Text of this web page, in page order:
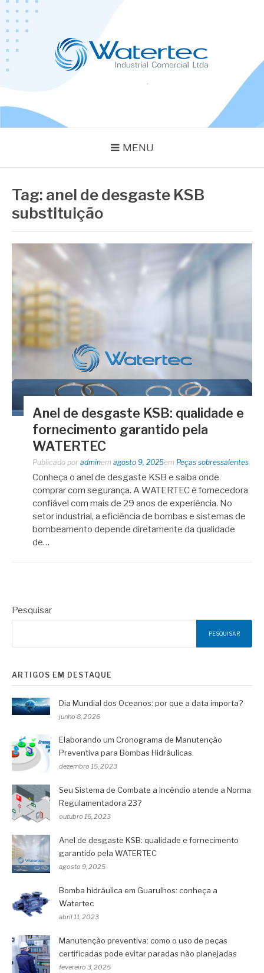
Pular
para
conteúdo
MENU
Tag: anel de desgaste KSB
substituição
Anel de desgaste KSB: qualidade e
fornecimento garantido pela
WATERTEC
Publicado por adminem agosto 9, 2025em Peças sobressalentes
Conheça o anel de desgaste KSB e saiba onde
comprar com segurança. A WATERTEC é fornecedora
confiável com mais de 29 anos de experiência. No
setor industrial, a eficiência de bombas e sistemas de
bombeamento depende diretamente da qualidade
de…
Pesquisar
PESQUISAR
ARTIGOS EM DESTAQUE
Dia Mundial dos Oceanos: por que a data importa?
junho 8, 2026
Elaborando um Cronograma de Manutenção
Preventiva para Bombas Hidráulicas.
dezembro 15, 2023
Seu Sistema de Combate a Incêndio atende a Norma
Regulamentadora 23?
outubro 16, 2023
Anel de desgaste KSB: qualidade e fornecimento
garantido pela WATERTEC
agosto 9, 2025
Bomba hidráulica em Guarulhos: conheça a
Watertec
abril 11, 2023
Manutenção preventiva: como o uso de peças
certificadas pode evitar paradas não planejadas
fevereiro 3, 2025